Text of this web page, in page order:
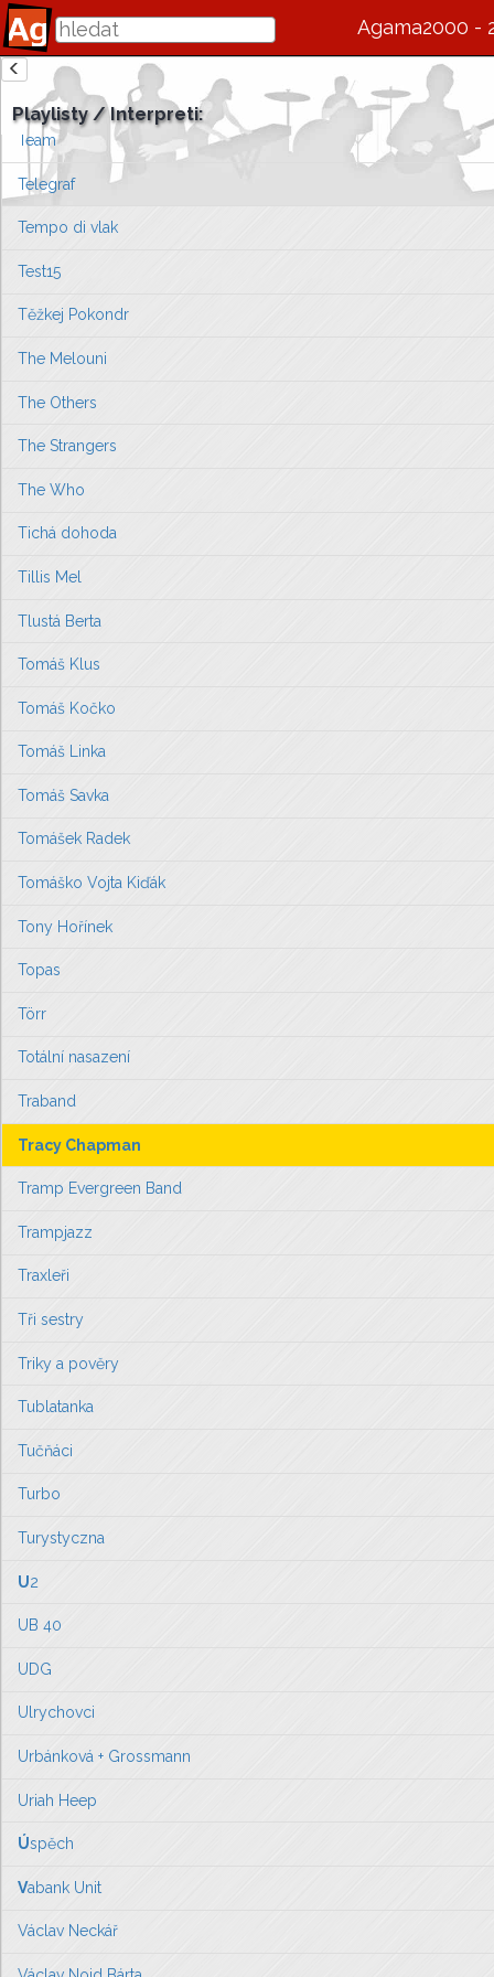
Agama2000 -
zde se bude v budoucnu zobrazovat informace o interpretovi /
Vlevo vyberte píseň, kterou chcete zobrazit
nebo můžete přejít na úvodní stránku ...
Playlisty / Interpreti:
Tamara Klusová
Tatabojs
Taxmeni
Team
Telegraf
Tempo di vlak
Test15
Těžkej Pokondr
The Melouni
The Others
The Strangers
The Who
Tichá dohoda
Tillis Mel
Tlustá Berta
Tomáš Klus
Tomáš Kočko
Tomáš Linka
Tomáš Savka
Tomášek Radek
Tomáško Vojta Kiďák
Tony Hořínek
Topas
Törr
Totální nasazení
Traband
Tracy Chapman
Tramp Evergreen Band
Trampjazz
Traxleři
Tři sestry
Triky a pověry
Tublatanka
Tučňáci
Turbo
Turystyczna
U2
UB 40
UDG
Ulrychovci
Urbánková + Grossmann
Uriah Heep
Úspěch
Vabank Unit
Václav Neckář